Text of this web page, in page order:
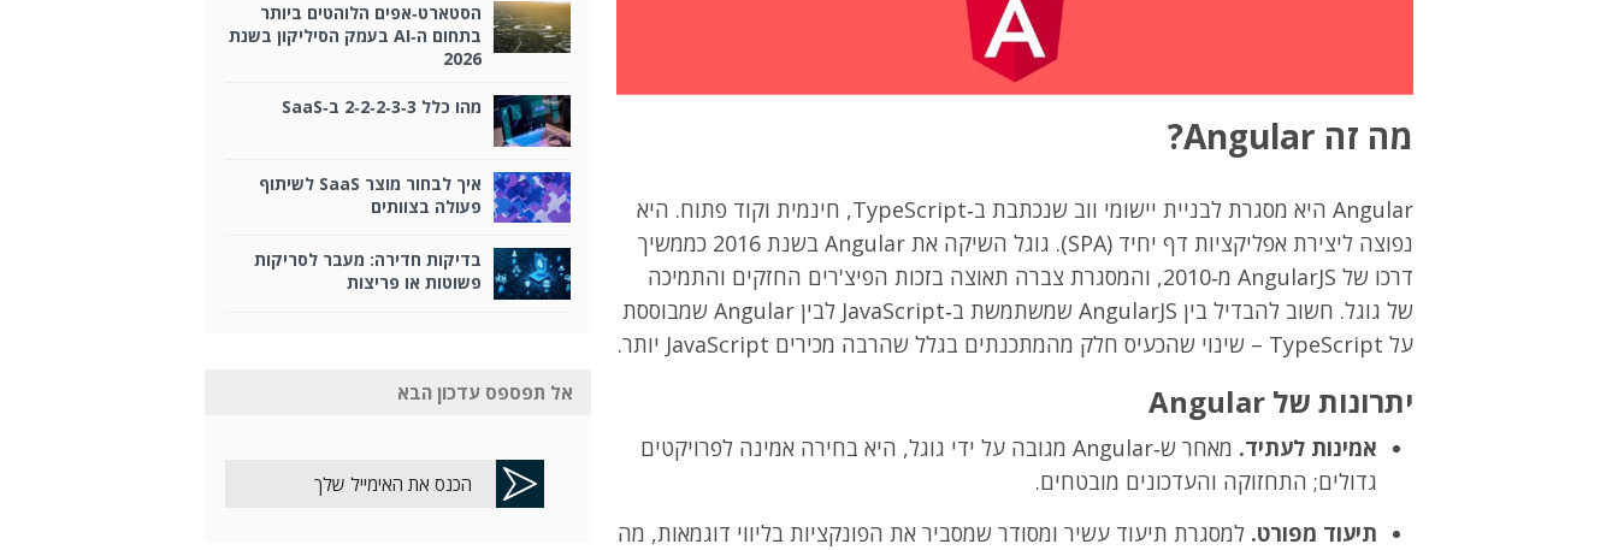
מה זה Angular?
Angular היא מסגרת לבניית יישומי ווב שנכתבת ב‑TypeScript, חינמית וקוד פתוח. היא
נפוצה ליצירת אפליקציות דף יחיד (SPA). גוגל השיקה את Angular בשנת 2016 כממשיך
דרכו של AngularJS מ‑2010, והמסגרת צברה תאוצה בזכות הפיצ'רים החזקים והתמיכה
של גוגל. חשוב להבדיל בין AngularJS שמשתמשת ב‑JavaScript לבין Angular שמבוססת
על TypeScript – שינוי שהכעיס חלק מהמתכנתים בגלל שהרבה מכירים JavaScript יותר.
יתרונות של Angular
אמינות לעתיד.
מאחר ש‑Angular מגובה על ידי גוגל, היא בחירה אמינה לפרויקטים
גדולים; התחזוקה והעדכונים מובטחים.
תיעוד מפורט. למסגרת תיעוד עשיר ומסודר שמסביר את הפונקציות בליווי דוגמאות, מה
הסטארט‑אפים הלוהטים ביותר
בתחום ה‑AI בעמק הסיליקון בשנת
2026
מהו כלל 3‑3‑2‑2‑2 ב‑SaaS
איך לבחור מוצר SaaS לשיתוף
פעולה בצוותים
בדיקות חדירה: מעבר לסריקות
פשוטות או פריצות
אל תפספס עדכון הבא